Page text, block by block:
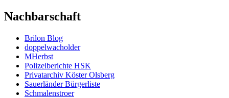
Nachbarschaft
Brilon Blog
doppelwacholder
MHerbst
Polizeiberichte HSK
Privatarchiv Köster Olsberg
Sauerländer Bürgerliste
Schmalenstroer